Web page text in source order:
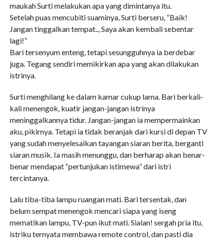
maukah Surti melakukan apa yang dimintanya itu.
Setelah puas mencubiti suaminya, Surti berseru, “Baik!
Jangan tinggalkan tempat.., Saya akan kembali sebentar
lagi!”
Bari tersenyum enteng, tetapi sesungguhnya ia berdebar
juga. Tegang sendiri memikirkan apa yang akan dilakukan
istrinya.
Surti menghilang ke dalam kamar cukup lama. Bari berkali-
kali menengok, kuatir jangan-jangan istrinya
meninggalkannya tidur. Jangan-jangan ia mempermainkan
aku, pikirnya. Tetapi ia tidak beranjak dari kursi di depan TV
yang sudah menyelesaikan tayangan siaran berita, berganti
siaran musik. Ia masih menunggu, dan berharap akan benar-
benar mendapat “pertunjukan istimewa” dari istri
tercintanya.
Lalu tiba-tiba lampu ruangan mati. Bari tersentak, dan
belum sempat menengok mencari siapa yang iseng
mematikan lampu, TV-pun ikut mati. Sialan! sergah pria itu,
istriku ternyata membawa remote control, dan pasti dia